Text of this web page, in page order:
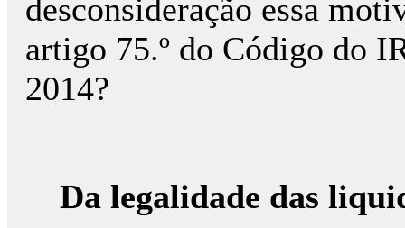
desconsideração essa
artigo 75.º do Código do
2014?
Da legalidade das